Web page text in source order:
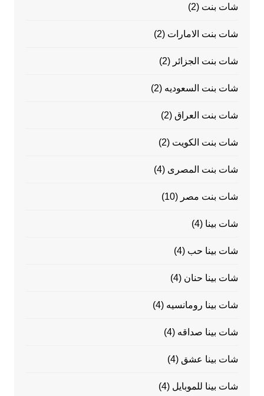
شات بنت (2)
شات بنت الامارات (2)
شات بنت الجزائر (2)
شات بنت السعوديه (2)
شات بنت العراق (2)
شات بنت الكويت (2)
شات بنت المصرى (4)
شات بنت مصر (10)
شات بينا (4)
شات بينا حب (4)
شات بينا حنان (4)
شات بينا رومانسيه (4)
شات بينا صداقه (4)
شات بينا عشق (4)
شات بينا للموبايل (4)